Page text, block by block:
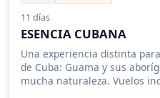
11 días
ESENCIA CUBANA
Una experiencia distinta
de Cuba: Guama y sus
mucha naturaleza. Vuelos